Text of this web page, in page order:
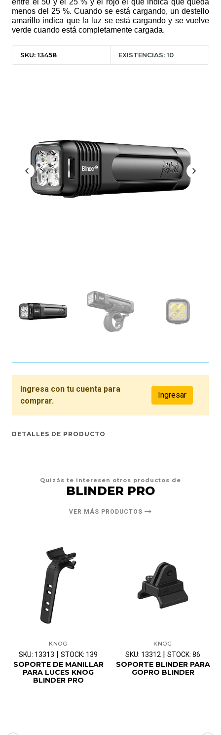
entre el 50 y el 25 % y el rojo el que indica que queda
menos del 25 %. Cuando se está cargando, un destello
amarillo indica que la luz se está cargando y se vuelve
verde cuando está completamente cargada.
SKU: 13458 EXISTENCIAS: 10
Ingresa con tu cuenta para
comprar.
Ingresar
DETALLES DE PRODUCTO
Quizás te interesen otros productos de
BLINDER PRO
VER MÁS PRODUCTOS
KNOG
SKU: 13313 | STOCK: 139
SOPORTE DE MANILLAR
PARA LUCES KNOG
BLINDER PRO
KNOG
SKU: 13312 | STOCK: 86
SOPORTE BLINDER PARA
GOPRO BLINDER